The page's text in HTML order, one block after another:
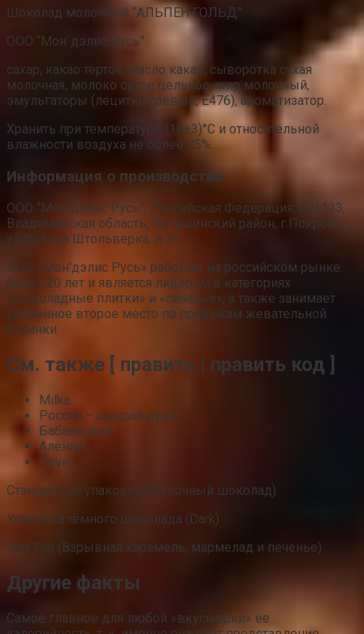
Шоколад молочный “АЛЬПЕН ГОЛЬД”
ООО “Мон`дэлис Русь”
сахар, какао тертое, масло какао, сыворотка сухая
молочная, молоко сухое цельное, жир молочный,
эмульгаторы (лецитин соевый, Е476), ароматизатор.
Хранить при температуре (18±3)°C и относительной
влажности воздуха не более 75%.
Информация о производстве
ООО “Мон`дэлис Русь”, Российская Федерация, 601123,
Владимирская область, Петушинский район, г.Покров,
ул.Франца Штольверка, д.10
ООО «Мон’дэлис Русь» работает на российском рынке
более 20 лет и является лидером в категориях
«шоколадные плитки» и «печенье»; а также занимает
уверенное второе место по продажам жевательной
резинки.
См. также [ править | править код ]
Milka.
Россия – щедрая душа.
Бабаевский.
Алёнка.
Dove.
Стандартная упаковка (Молочный шоколад)
Упаковка тёмного шоколада (Dark)
Max Fun (Взрывная карамель, мармелад и печенье)
Другие факты
Самое главное для любой «вкусняшки» ее